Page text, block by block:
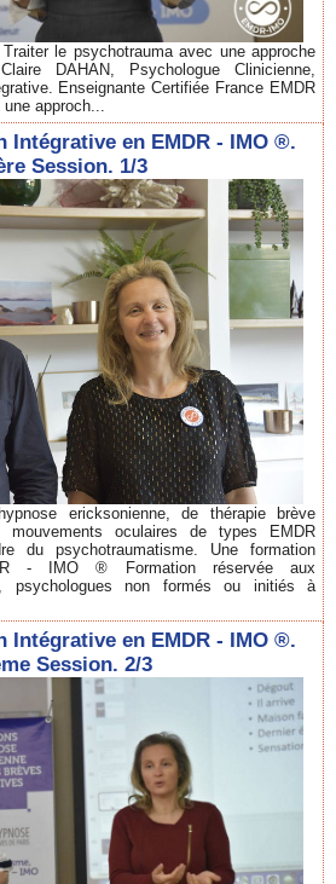
le psychotrauma avec une approche
DAHAN, Psychologue Clinicienne,
Enseignante Certifiée France EMDR
approch...
Intégrative en EMDR - IMO ®.
Session. 1/3
ericksonienne, de thérapie brève
oculaires de types EMDR
du psychotraumatisme. Une formation
- IMO ® Formation réservée aux
psychologues non formés ou initiés à
Intégrative en EMDR - IMO ®.
Session. 2/3